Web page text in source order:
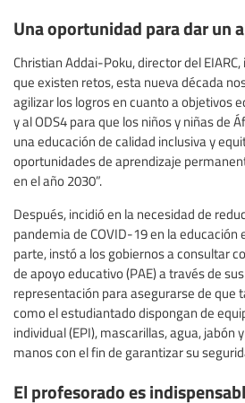
Una oportunidad para dar un
Christian Addai-Poku, director del
que existen retos, esta nueva década
agilizar los logros en cuanto a objetivos
y al ODS4 para que los niños y niñas de
una educación de calidad inclusiva y
oportunidades de aprendizaje
en el año 2030”.
Después, incidió en la necesidad de
pandemia de COVID-19 en la educación
parte, instó a los gobiernos a consultar
de apoyo educativo (PAE) a través de
representación para asegurarse de que
como el estudiantado dispongan de
individual (EPI), mascarillas, agua, jabón
manos con el fin de garantizar su
El profesorado es